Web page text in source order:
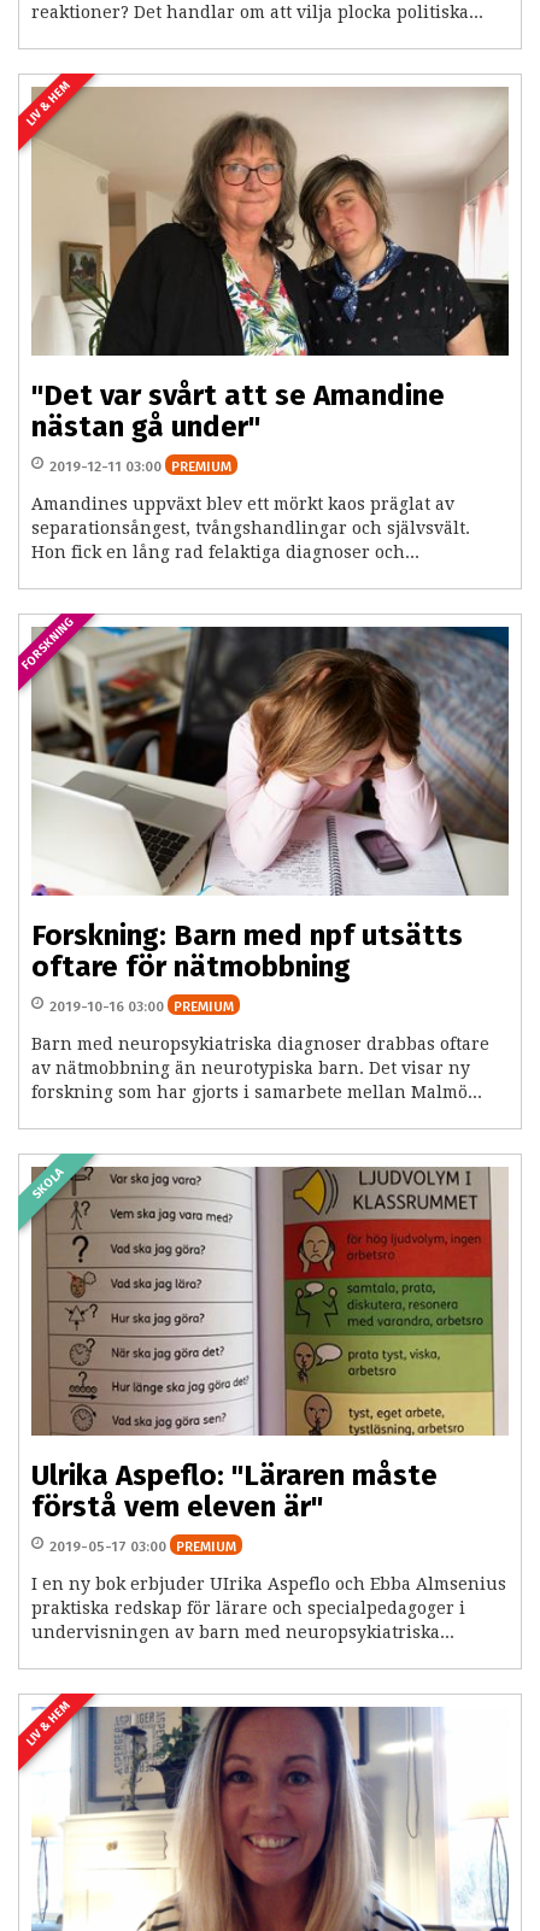
reaktioner? Det handlar om att vilja plocka politiska...
LIV & HEM
"Det var svårt att se Amandine
nästan gå under"
2019-12-11 03:00 PREMIUM
Amandines uppväxt blev ett mörkt kaos präglat av
separationsångest, tvångshandlingar och självsvält.
Hon fick en lång rad felaktiga diagnoser och...
FORSKNING
Forskning: Barn med npf utsätts
oftare för nätmobbning
2019-10-16 03:00 PREMIUM
Barn med neuropsykiatriska diagnoser drabbas oftare
av nätmobbning än neurotypiska barn. Det visar ny
forskning som har gjorts i samarbete mellan Malmö...
SKOLA
Ulrika Aspeflo: "Läraren måste
förstå vem eleven är"
2019-05-17 03:00 PREMIUM
I en ny bok erbjuder UIrika Aspeflo och Ebba Almsenius
praktiska redskap för lärare och specialpedagoger i
undervisningen av barn med neuropsykiatriska...
LIV & HEM